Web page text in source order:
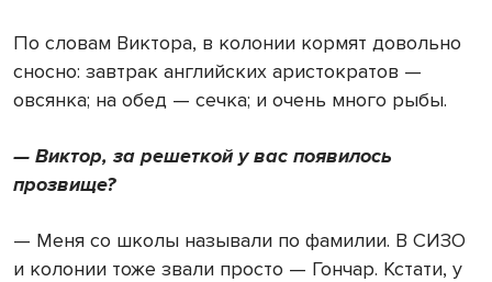
По словам Виктора, в колонии кормят довольно
сносно: завтрак английских аристократов —
овсянка; на обед — сечка; и очень много рыбы.
— Виктор, за решеткой у вас появилось
прозвище?
— Меня со школы называли по фамилии. В СИЗО
и колонии тоже звали просто — Гончар. Кстати, у